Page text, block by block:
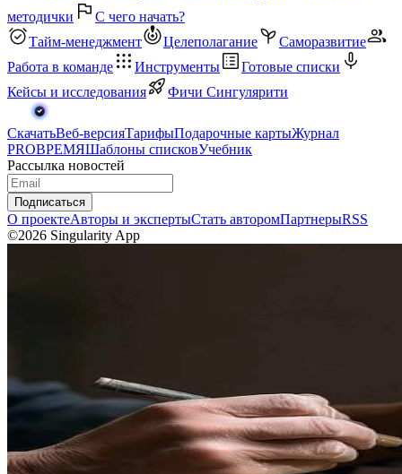
методички
С чего начать?
Тайм-менеджмент
Целеполагание
Саморазвитие
Работа в команде
Инструменты
Готовые списки
Кейсы и исследования
Фичи Сингулярити
СкачатьВеб-версияТарифыПодарочные картыЖурнал
PROВРЕМЯШаблоны списковУчебник
Рассылка новостей
Подписаться
О проектеАвторы и экспертыСтать авторомПартнерыRSS
©2026 Singularity App